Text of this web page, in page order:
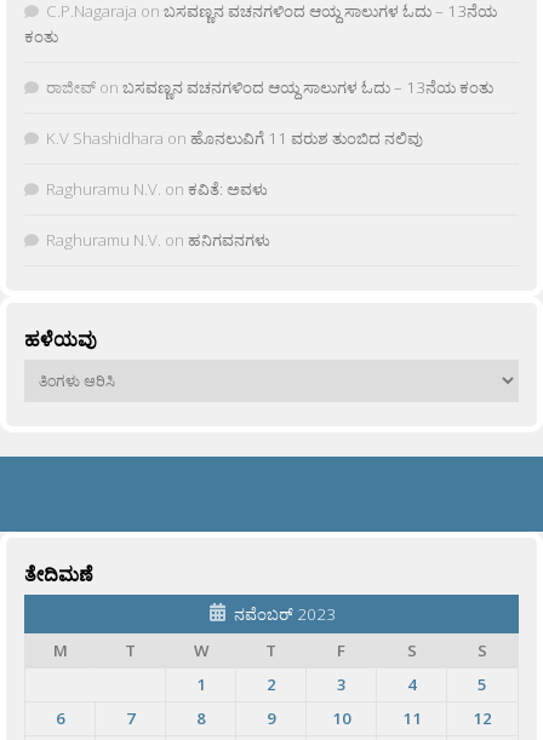
C.P.Nagaraja on ಬಸವಣ್ಣನ ವಚನಗಳಿಂದ ಆಯ್ದ ಸಾಲುಗಳ ಓದು – 13ನೆಯ
ಕಂತು
ರಾಜೀವ್ on ಬಸವಣ್ಣನ ವಚನಗಳಿಂದ ಆಯ್ದ ಸಾಲುಗಳ ಓದು – 13ನೆಯ ಕಂತು
K.V Shashidhara on ಹೊನಲುವಿಗೆ 11 ವರುಶ ತುಂಬಿದ ನಲಿವು
Raghuramu N.V. on ಕವಿತೆ: ಅವಳು
Raghuramu N.V. on ಹನಿಗವನಗಳು
ಹಳೆಯವು
ಹಳೆಯವು
ತೇದಿಮಣೆ
ನವೆಂಬರ್ 2023
M
T W T F S
S
1
2 3 4
5
6
7 8 9 10 11
12